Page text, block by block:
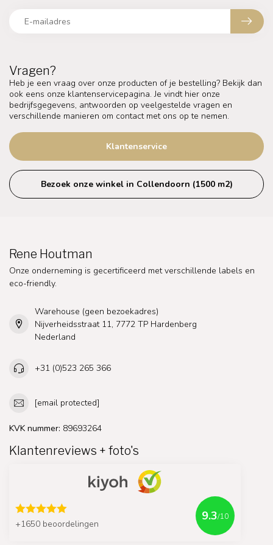
Vragen?
Heb je een vraag over onze producten of je bestelling? Bekijk dan
ook eens onze klantenservicepagina. Je vindt hier onze
bedrijfsgegevens, antwoorden op veelgestelde vragen en
verschillende manieren om contact met ons op te nemen.
Klantenservice
Bezoek onze winkel in Collendoorn (1500 m2)
Rene Houtman
Onze onderneming is gecertificeerd met verschillende labels en
eco-friendly.
Warehouse (geen bezoekadres)
Nijverheidsstraat 11, 7772 TP Hardenberg
Nederland
+31 (0)523 265 366
[email protected]
KVK nummer: 89693264
Klantenreviews + foto's
+1650 beoordelingen
9.3/10